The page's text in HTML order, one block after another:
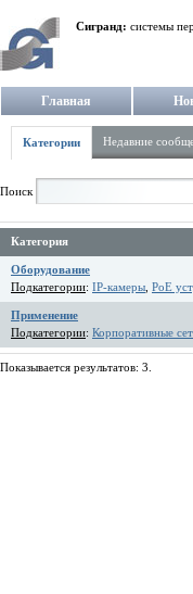
Сигранд: системы
Главная
Категории Недавние
Поиск
Категория
Оборудование
Подкатегории: IP-камеры PoE
Применение
Подкатегории: Корпоративные
Показывается результатов: 3.